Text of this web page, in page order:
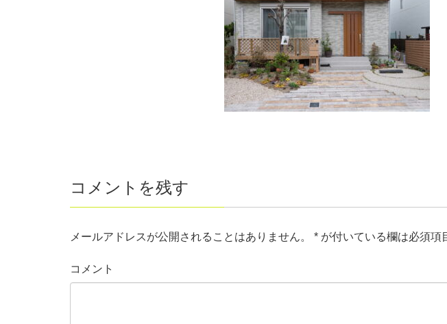
コメントを残す
メールアドレスが公開されることはありません。 * が付いている欄は必須項
コメント